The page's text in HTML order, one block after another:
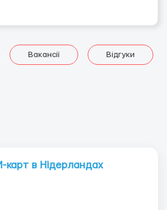
Вакансії Відгуки
карт в Нідерландах